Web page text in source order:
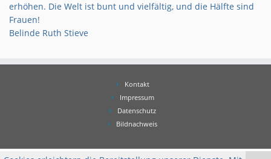
erhöhen. Die Welt ist bunt und vielfältig, und die Hälfte sind
Frauen!
Belinde Ruth Stieve
Kontakt
Impressum
Datenschutz
Bildnachweis